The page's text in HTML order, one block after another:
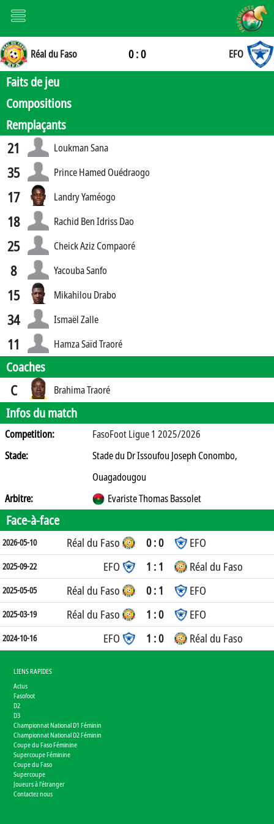
Réal du Faso 0 : 0 EFO
Faits de jeu
Compositions
Remplaçants
21 Loukman Sana
35 Prince Hamed Ouédraogo
17 Landry Yaméogo
18 Rachid Ben Idriss Dao
25 Cheick Aziz Compaoré
8 Yacouba Sanfo
15 Mikahilou Drabo
34 Ismaël Zalle
11 Hamza Saïd Traoré
Coaches
C Brahima Traoré
Infos du match
Competition:
FasoFoot Ligue 1 2025/2026
Stade:
Stade du Dr Issoufou Joseph Conombo,
Ouagadougou
Arbitre:
Evariste Thomas Bassolet
Face-à-face
2026-05-10 Réal du Faso 0 : 0 EFO
2025-09-22 EFO 1 : 1 Réal du Faso
2025-05-05 Réal du Faso 0 : 1 EFO
2025-03-19 Réal du Faso 1 : 0 EFO
2024-10-16 EFO 1 : 0 Réal du Faso
LIENS RAPIDES
Actus
Fasofoot
D2
D3
Championnat National D1 Féminin
Championnat National D2 Féminin
Coupe du Faso Féminine
Supercoupe Féminine
Coupe du Faso
Supercoupe
Joueurs à l'étranger
Contactez nous